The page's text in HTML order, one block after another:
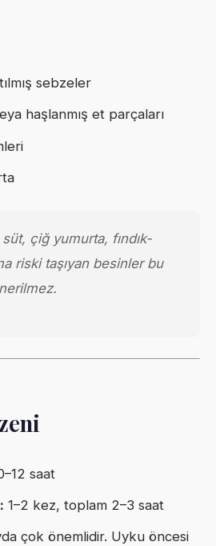
sebzeler
haşlanmış et parçaları
çiğ yumurta, fındık-
riski taşıyan besinler bu
saat
1–2 kez, toplam 2–3 saat
çok önemlidir. Uyku öncesi